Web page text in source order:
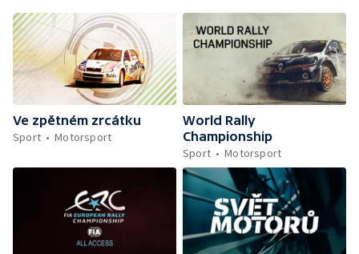
Ve zpětném zrcátku
Sport
Motorsport
World Rally
Championship
Sport
Motorsport